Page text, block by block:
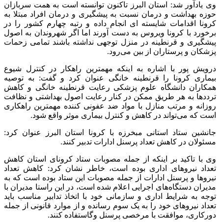
وی یادآور شد: استان البرز تاکنون توانسته است به همت سربازان
حوزه بهداشت و درمان نسبت به پیشگیری و درمان افراد مبتلا به
کرونا اقدامات شایسته ای انجام داده و رتبه چهارم کشور را در
برخورد با کرونا ویروس به دست آورند اما اگر شهروندان به اصول
پیشگیری و قرنطینه در منزل توجهی نداشته باشند تمامی زحمات
پزشکان و پرستاران از بین می‌رود.
درویش پور با اشاره به اینکه مهمترین راهکار در کنترل شیوع
بیماری کرونا را قرنطینه خانگی عنوان کرد و گفت: به توصیه
همکاران دانشگاه علوم پزشکی رعایت قرنطینه خانگی و کاهش
ترددها به هر طریق ممکن در کنار رعایت اصول بهداشتی و نظافت
روزانه و مرتب منازل با مواد ضد عفونی کننده مهمترین راهکاری
است که می‌تواند در کاهش و کنترل بیماری موثر واقع شود.
جانشین ستاد استانی مبخرزه با کرونا استان البرز عنوان کرد:
مسئولان در کاهش تعداد پرسنل ادارات تدبیر کنند.
وی با تاکید بر اینکه از جمله مصوبات ستاد کرونای استان کاهش
تعداد نیروهای اداری بوده است، خاطر نشان کرد: کاهش تعداد
نیروها و پرسنل ادارات از جمله مصوبات این ستاد بوده است که به
مدیران دستگاه‌های اجرایی اعلام شده است، در این راستا مدیران با
توجه به شرایط اداری و سازمانی خود با اتخاذ تدابیر مناسب باید
تعداد نیروهای خود را به یک سوم رسانده و از موارد قانونی از جمله
دورکاری، موافقت با مرخصی پرسنل وگاستفاده کنند.